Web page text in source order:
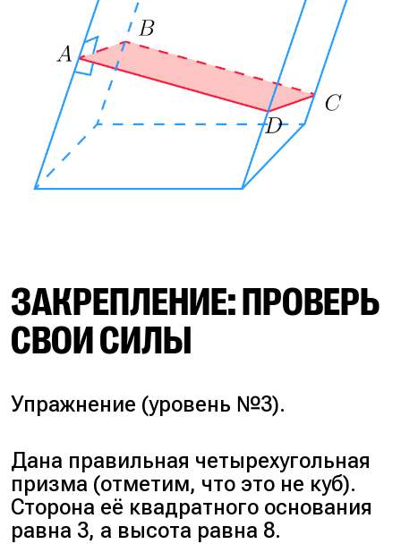
ЗАКРЕПЛЕНИЕ: ПРОВЕРЬ
СВОИ СИЛЫ
Упражнение (уровень №3).
Дана правильная четырехугольная
призма (отметим, что это не куб).
Сторона её квадратного основания
равна 3, а высота равна 8.